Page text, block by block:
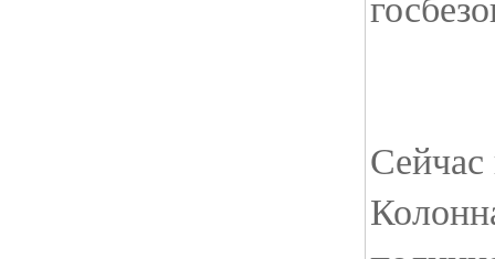
Сейчас